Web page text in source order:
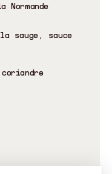
sauge, sauce